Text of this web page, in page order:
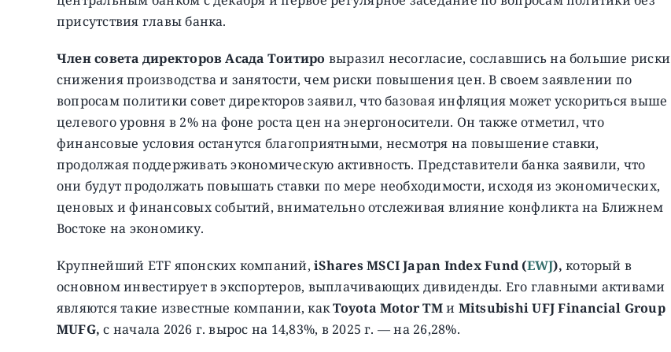
присутствия главы банка.
Член совета директоров Асада Тоитиро выразил несогласие, сославшись на большие риски
снижения производства и занятости, чем риски повышения цен. В своем заявлении по
вопросам политики совет директоров заявил, что базовая инфляция может ускориться выше
целевого уровня в 2% на фоне роста цен на энергоносители. Он также отметил, что
финансовые условия останутся благоприятными, несмотря на повышение ставки,
продолжая поддерживать экономическую активность. Представители банка заявили, что
они будут продолжать повышать ставки по мере необходимости, исходя из экономических,
ценовых и финансовых событий, внимательно отслеживая влияние конфликта на Ближнем
Востоке на экономику.
Крупнейший ETF японских компаний, iShares MSCI Japan Index Fund (EWJ), который в
основном инвестирует в экспортеров, выплачивающих дивиденды. Его главными активами
являются такие известные компании, какToyota Motor TMи Mitsubishi UFJ Financial Group
MUFG, с начала 2026 г. вырос на 14,83%, в 2025 г. — на 26,28%.